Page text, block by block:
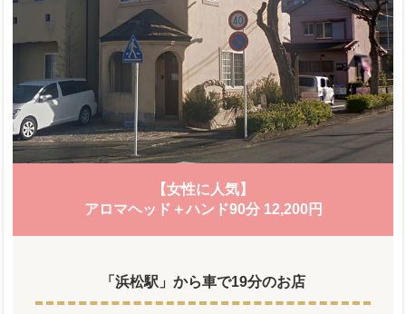
【女性に人気】
アロマヘッド＋ハンド90分 12,200円
「浜松駅」から車で19分のお店